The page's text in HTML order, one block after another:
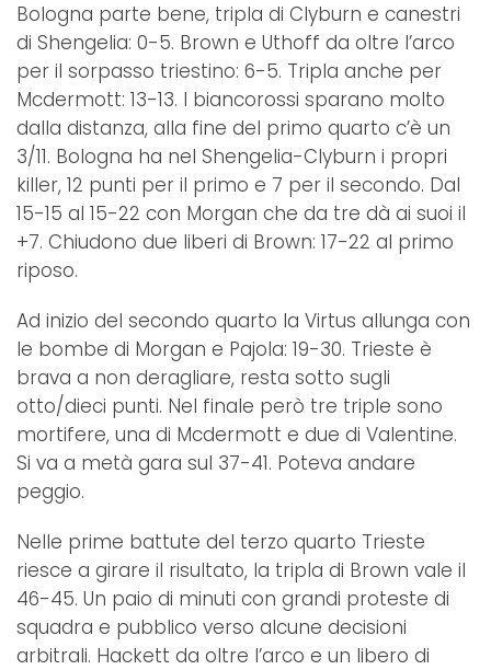
Bologna parte bene, tripla di Clyburn e canestri
di Shengelia: 0-5. Brown e Uthoff da oltre l’arco
per il sorpasso triestino: 6-5. Tripla anche per
Mcdermott: 13-13. I biancorossi sparano molto
dalla distanza, alla fine del primo quarto c’è un
3/11. Bologna ha nel Shengelia-Clyburn i propri
killer, 12 punti per il primo e 7 per il secondo. Dal
15-15 al 15-22 con Morgan che da tre dà ai suoi il
+7. Chiudono due liberi di Brown: 17-22 al primo
riposo.
Ad inizio del secondo quarto la Virtus allunga con
le bombe di Morgan e Pajola: 19-30. Trieste è
brava a non deragliare, resta sotto sugli
otto/dieci punti. Nel finale però tre triple sono
mortifere, una di Mcdermott e due di Valentine.
Si va a metà gara sul 37-41. Poteva andare
peggio.
Nelle prime battute del terzo quarto Trieste
riesce a girare il risultato, la tripla di Brown vale il
46-45. Un paio di minuti con grandi proteste di
squadra e pubblico verso alcune decisioni
arbitrali. Hackett da oltre l’arco e un libero di